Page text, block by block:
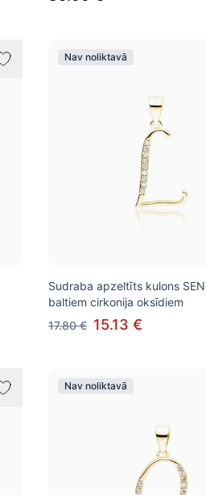
Nav noliktavā
Sudraba apzeltīts kulons
baltiem cirkonija oksīdiem
17.80 € 15.13 €
Nav noliktavā